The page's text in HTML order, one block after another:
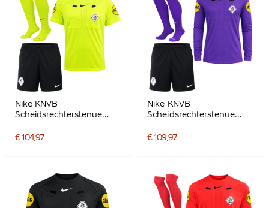
Nike KNVB
Scheidsrechterstenue
Zwart
€ 104,97
Nike KNVB
Scheidsrechterstenue
Mouwen Paars Zwart
€ 109,97